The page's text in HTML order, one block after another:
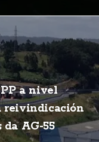
a nivel
reivindicación
AG-55